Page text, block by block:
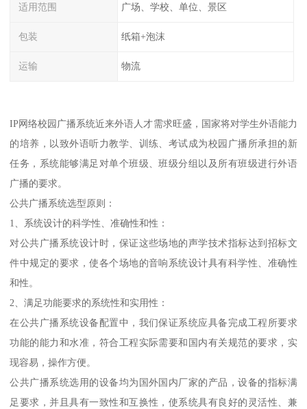
适用范围 广场、学校、单位、景区
包装 纸箱+泡沫
运输 物流
IP网络校园广播系统近来外语人才需求旺盛，国家将对学生外语能力
的培养，以致外语听力教学、训练、考试成为校园广播所承担的新
任务，系统能够满足对单个班级、班级分组以及所有班级进行外语
广播的要求。
公共广播系统选型原则：
1、系统设计的科学性、准确性和性：
对公共广播系统设计时，保证这些场地的声学技术指标达到招标文
件中规定的要求，使各个场地的音响系统设计具有科学性、准确性
和性。
2、满足功能要求的系统性和实用性：
在公共广播系统设备配置中，我们保证系统应具备完成工程所要求
功能的能力和水准，符合工程实际需要和国内有关规范的要求，实
现容易，操作方便。
公共广播系统选用的设备均为国外国内厂家的产品，设备的指标满
足要求，并且具有一致性和互换性，使系统具有良好的灵活性、兼